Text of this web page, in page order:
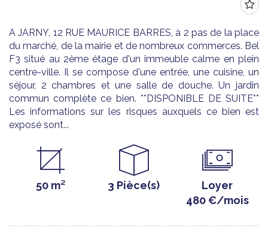
A JARNY, 12 RUE MAURICE BARRES, à 2 pas de la place
du marché, de la mairie et de nombreux commerces. Bel
F3 situé au 2ème étage d'un immeuble calme en plein
centre-ville. Il se compose d'une entrée, une cuisine, un
séjour, 2 chambres et une salle de douche. Un jardin
commun complète ce bien. **DISPONIBLE DE SUITE**
Les informations sur les risques auxquels ce bien est
exposé sont...
50 m² 3 Pièce(s)
Loyer
480 €/mois